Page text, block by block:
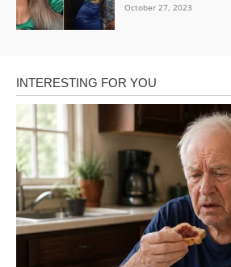
October 27, 2023